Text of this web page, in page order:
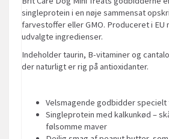
singleprotein i en nøje sammensat
farvestoffer eller GMO. Produceret i EU
udvalgte ingredienser.
Indeholder taurin, B-vitaminer og
der naturligt er rig på antioxidanter.
Velsmagende godbidder specielt
Singleprotein med kalkunkød –
følsomme maver